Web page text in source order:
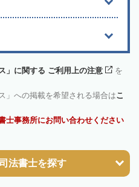
」に関する ご利用上の注意
を
」への掲載を希望される場合はこ
士事務所にお問い合わせください
法書士を探す